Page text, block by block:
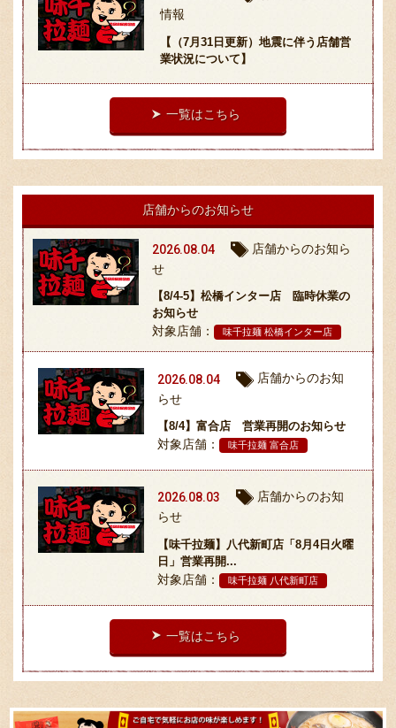
TEL:096-349-2222
FAX:096-349-2288
情報
【（7月31日更新）地震に伴う店舗営
業状況について】
一覧はこちら
店舗からのお知らせ
2026.08.04
店舗からのお知ら
せ
【8/4-5】松橋インター店 臨時休業の
お知らせ
対象店舗： 味千拉麺 松橋インター店
2026.08.04
店舗からのお知
らせ
【8/4】富合店 営業再開のお知らせ
対象店舗： 味千拉麺 富合店
2026.08.03
店舗からのお知
らせ
【味千拉麺】八代新町店「8月4日火曜
日」営業再開...
対象店舗： 味千拉麺 八代新町店
一覧はこちら